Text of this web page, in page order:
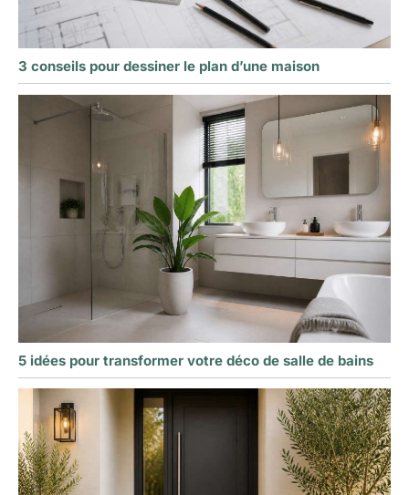
3 conseils pour dessiner le plan d’une maison
5 idées pour transformer votre déco de salle de bains